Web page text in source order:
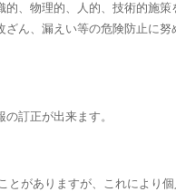
、物理的、人的、技術的施
ん、漏えい等の危険防止に努
訂正が出来ます。
がありますが、これにより